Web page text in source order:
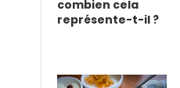
combien cela
représente-t-il ?